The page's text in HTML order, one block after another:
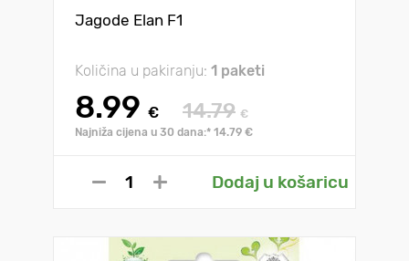
Jagode Elan F1
Količina u pakiranju: 1 paketi
8.99 € 14.79 €
Najniža cijena u 30 dana:* 14.79 €
Dodaj u košaricu